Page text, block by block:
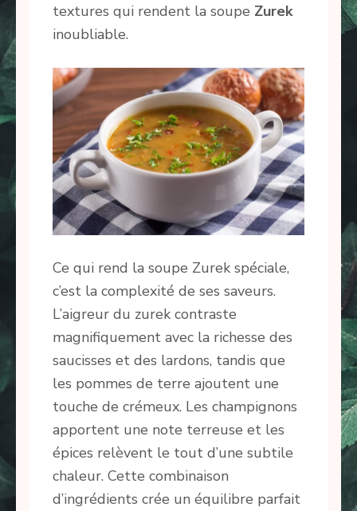
textures qui rendent la soupe Zurek
inoubliable.
Ce qui rend la soupe Zurek spéciale,
c’est la complexité de ses saveurs.
L’aigreur du zurek contraste
magnifiquement avec la richesse des
saucisses et des lardons, tandis que
les pommes de terre ajoutent une
touche de crémeux. Les champignons
apportent une note terreuse et les
épices relèvent le tout d’une subtile
chaleur. Cette combinaison
d’ingrédients crée un équilibre parfait